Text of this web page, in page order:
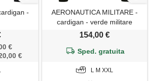
-
€
€
AERONAUTICA MILITARE -
cardigan - verde militare
154,00 €
Sped. gratuita
L M XXL